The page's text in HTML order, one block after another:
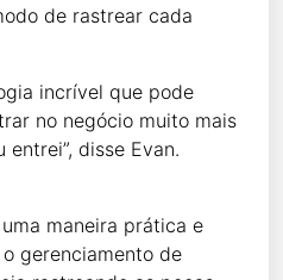
de rastrear cada
incrível que pode
no negócio muito mais
disse Evan.
maneira prática e
gerenciamento de